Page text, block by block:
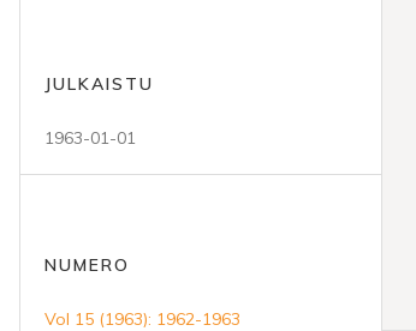
JULKAISTU
1963-01-01
NUMERO
Vol 15 (1963): 1962-1963